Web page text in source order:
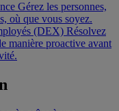
Gérez les personnes,
où que vous soyez.
(DEX) Résolvez
manière proactive avant